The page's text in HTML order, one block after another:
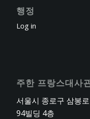
행정
Log in
주한 프랑스대사
서울시 종로구 삼봉
94빌딩 4층